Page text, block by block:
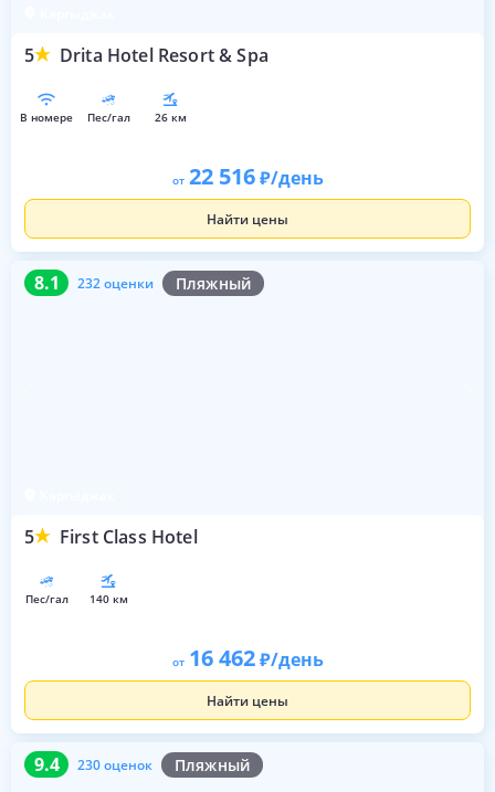
5 Drita Hotel Resort & Spa
в номере пес/гал 26 км
от 22 516 /день
Найти цены
8.1 232 оценки Пляжный
5 First Class Hotel
8.1 232 оценки
пес/гал 140 км
от 16 462 /день
Найти цены
9.4 230 оценок Пляжный
9.4 230 оценок